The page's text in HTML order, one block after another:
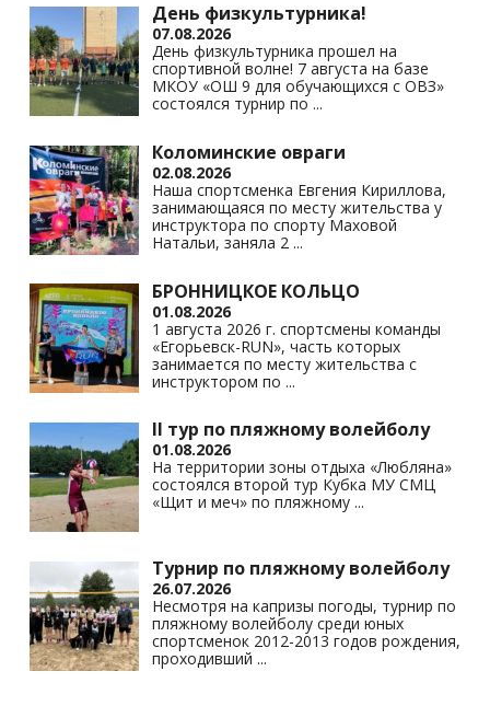
День физкультурника!
07.08.2026
День физкультурника прошел на
спортивной волне! 7 августа на базе
МКОУ «ОШ 9 для обучающихся с ОВЗ»
состоялся турнир по ...
Коломинские овраги
02.08.2026
Наша спортсменка Евгения Кириллова,
занимающаяся по месту жительства у
инструктора по спорту Маховой
Натальи, заняла 2 ...
БРОННИЦКОЕ КОЛЬЦО
01.08.2026
1 августа 2026 г. спортсмены команды
«Егорьевск-RUN», часть которых
занимается по месту жительства с
инструктором по ...
II тур по пляжному волейболу
01.08.2026
На территории зоны отдыха «Любляна»
состоялся второй тур Кубка МУ СМЦ
«Щит и меч» по пляжному ...
Турнир по пляжному волейболу
26.07.2026
Несмотря на капризы погоды, турнир по
пляжному волейболу среди юных
спортсменок 2012-2013 годов рождения,
проходивший ...